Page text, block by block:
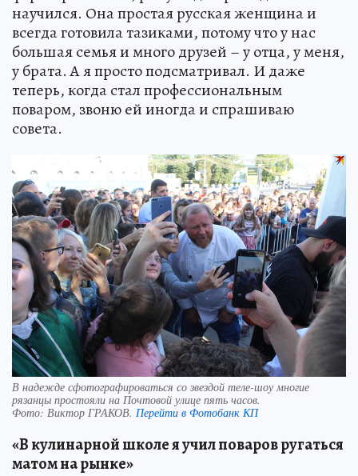
научился. Она простая русская женщина и
всегда готовила тазиками, потому что у нас
большая семья и много друзей – у отца, у меня,
у брата. А я просто подсматривал. И даже
теперь, когда стал профессиональным
поваром, звоню ей иногда и спрашиваю
совета.
В надежде сфотографироваться со звездой теле-шоу многие
рязанцы простояли на Почтовой улице пять часов.
Фото: Виктор ГРАКОВ. Перейти в Фотобанк КП
«В кулинарной школе я учил поваров ругаться
матом на рынке»